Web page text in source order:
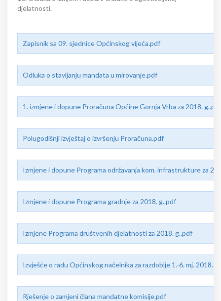
djelatnosti.
Zapisnik sa 09. sjednice Općinskog vijeća.pdf
Odluka o stavljanju mandata u mirovanje.pdf
1. izmjene i dopune Proračuna Općine Gornja Vrba za 2018. g..pdf
Polugodišnji izvještaj o izvršenju Proračuna.pdf
Izmjene i dopune Programa održavanja kom. infrastrukture za
Izmjene i dopune Programa gradnje za 2018. g..pdf
Izmjene Programa društvenih djelatnosti za 2018. g..pdf
Izvješće o radu Općinskog načelnika za razdoblje 1.-6. mj.
Rješenje o zamjeni člana mandatne komisije.pdf